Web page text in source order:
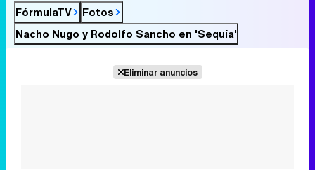
FórmulaTV
Fotos
Nacho Nugo y Rodolfo Sancho en 'Sequía'
Eliminar anuncios